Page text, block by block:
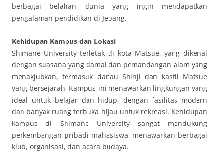
berbagai belahan dunia yang ingin mendapatkan
pengalaman pendidikan di Jepang.
Kehidupan Kampus dan Lokasi
Shimane University terletak di kota Matsue, yang dikenal
dengan suasana yang damai dan pemandangan alam yang
menakjubkan, termasuk danau Shinji dan kastil Matsue
yang bersejarah. Kampus ini menawarkan lingkungan yang
ideal untuk belajar dan hidup, dengan fasilitas modern
dan banyak ruang terbuka hijau untuk rekreasi. Kehidupan
kampus di Shimane University sangat mendukung
perkembangan pribadi mahasiswa, menawarkan berbagai
klub, organisasi, dan acara budaya.